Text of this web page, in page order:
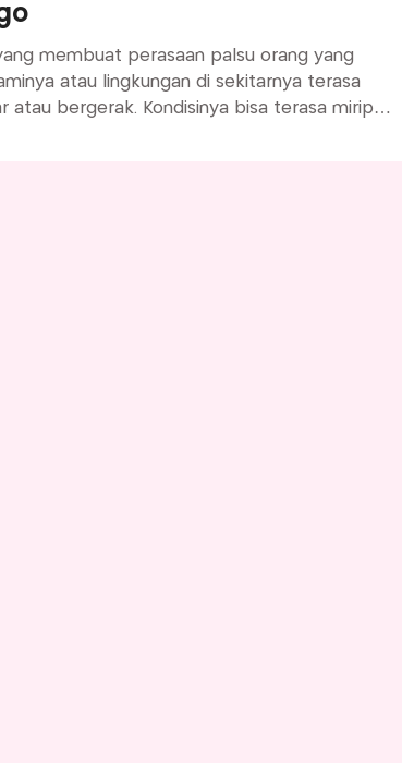
membuat perasaan palsu orang yang
atau lingkungan di sekitarnya terasa
Kondisinya bisa terasa mirip